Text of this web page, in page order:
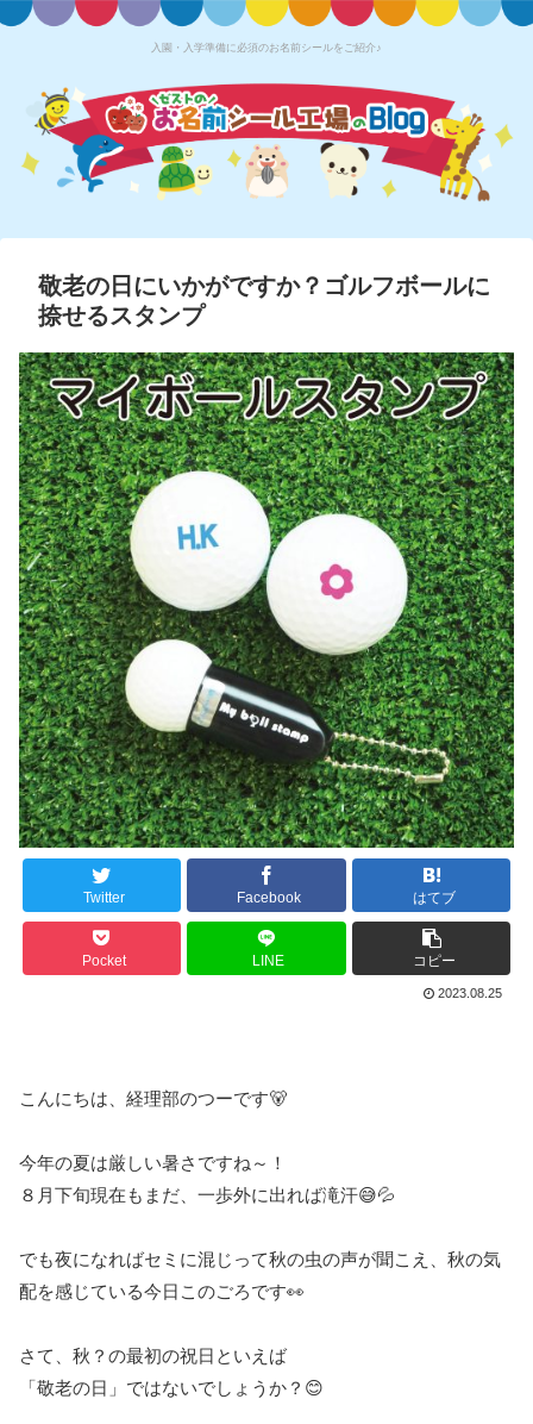
入園・入学準備に必須のお名前シールをご紹介♪
敬老の日にいかがですか？ゴルフボールに
捺せるスタンプ
Twitter Facebook はてブ
Pocket LINE コピー
2023.08.25
こんにちは、経理部のつーです🐻
今年の夏は厳しい暑さですね～！
８月下旬現在もまだ、一歩外に出れば滝汗😅💦
でも夜になればセミに混じって秋の虫の声が聞こえ、秋の気
配を感じている今日このごろです👀
さて、秋？の最初の祝日といえば
「敬老の日」ではないでしょうか？😊